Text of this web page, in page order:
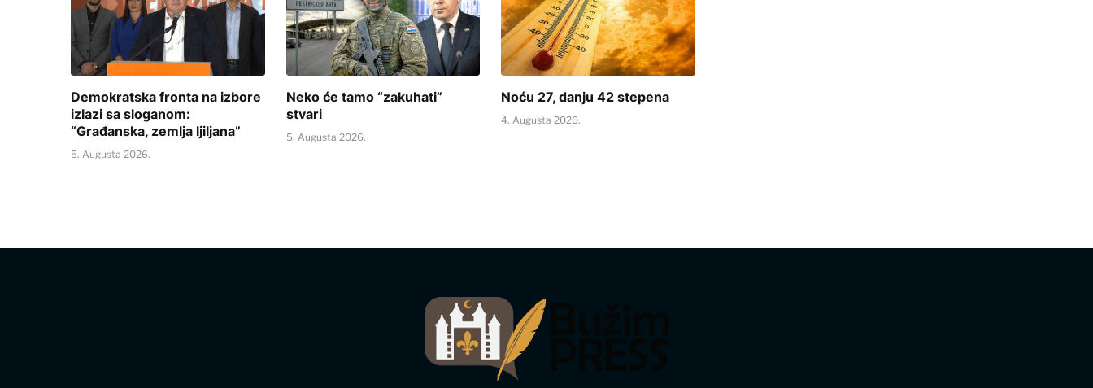
Demokratska fronta na izbore
izlazi sa sloganom:
“Građanska, zemlja ljiljana”
5. Augusta 2026.
Neko će tamo “zakuhati”
stvari
5. Augusta 2026.
Noću 27, danju 42 stepena
4. Augusta 2026.